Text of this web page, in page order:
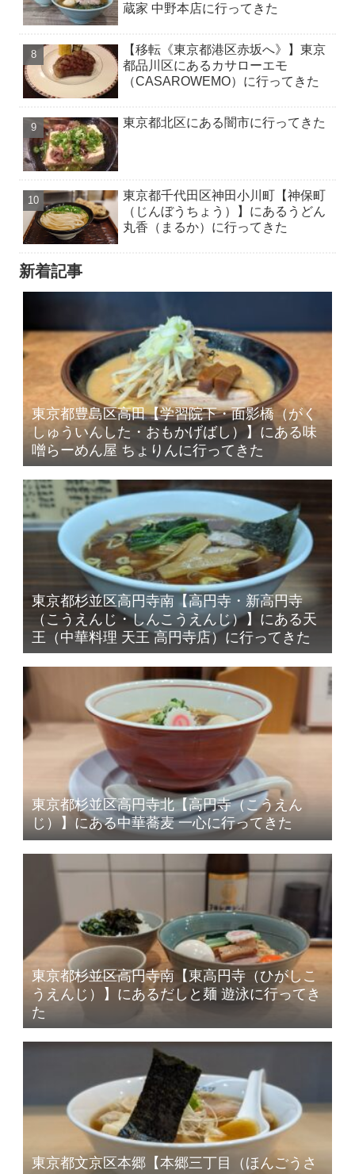
蔵家 中野本店に行ってきた
【移転《東京都港区赤坂へ》】東京
都品川区にあるカサローエモ
（CASAROWEMO）に行ってきた
東京都北区にある闇市に行ってきた
東京都千代田区神田小川町【神保町
（じんぼうちょう）】にあるうどん
丸香（まるか）に行ってきた
新着記事
東京都豊島区高田【学習院下・面影橋（がく
しゅういんした・おもかげばし）】にある味
噌らーめん屋 ちょりんに行ってきた
東京都杉並区高円寺南【高円寺・新高円寺
（こうえんじ・しんこうえんじ）】にある天
王（中華料理 天王 高円寺店）に行ってきた
東京都杉並区高円寺北【高円寺（こうえん
じ）】にある中華蕎麦 一心に行ってきた
東京都杉並区高円寺南【東高円寺（ひがしこ
うえんじ）】にあるだしと麺 遊泳に行ってき
た
東京都文京区本郷【本郷三丁目（ほんごうさ